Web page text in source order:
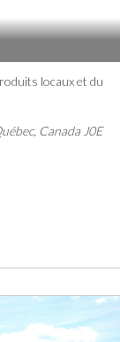
locaux et du
Canada J0E